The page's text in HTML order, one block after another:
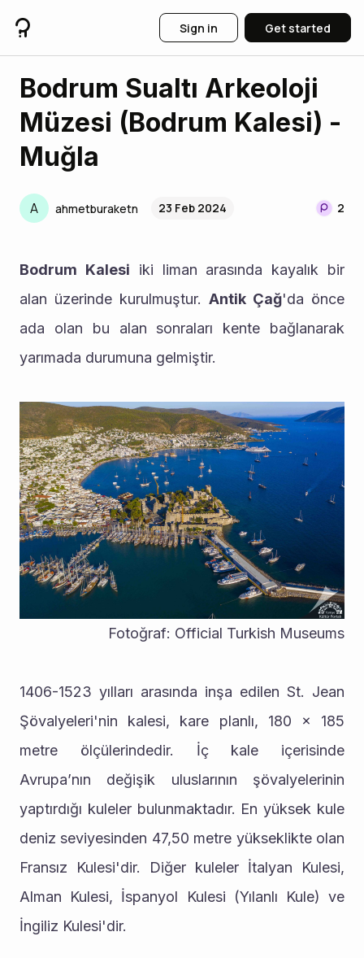
Sign in Get started
Bodrum Sualtı Arkeoloji
Müzesi (Bodrum Kalesi) -
Muğla
A ahmetburaketn 23 Feb 2024 2
Bodrum Kalesi iki liman arasında kayalık bir
alan üzerinde kurulmuştur. Antik Çağ'da önce
ada olan bu alan sonraları kente bağlanarak
yarımada durumuna gelmiştir.
Fotoğraf: Official Turkish Museums
1406-1523 yılları arasında inşa edilen St. Jean
Şövalyeleri'nin kalesi, kare planlı, 180 x 185
metre ölçülerindedir. İç kale içerisinde
Avrupa’nın değişik uluslarının şövalyelerinin
yaptırdığı kuleler bulunmaktadır. En yüksek kule
deniz seviyesinden 47,50 metre yükseklikte olan
Fransız Kulesi'dir. Diğer kuleler İtalyan Kulesi,
Alman Kulesi, İspanyol Kulesi (Yılanlı Kule) ve
İngiliz Kulesi'dir.